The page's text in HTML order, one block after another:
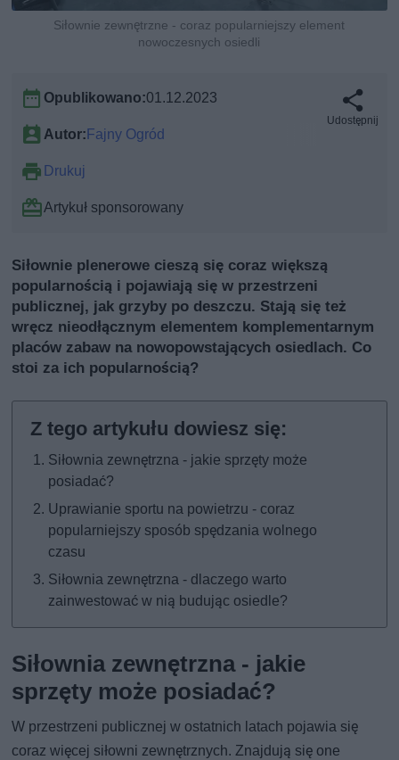
Siłownie zewnętrzne - coraz popularniejszy element
nowoczesnych osiedli
Opublikowano:01.12.2023
Autor:Fajny Ogród
Drukuj
Artykuł sponsorowany
Udostępnij
Siłownie plenerowe cieszą się coraz większą
popularnością i pojawiają się w przestrzeni
publicznej, jak grzyby po deszczu. Stają się też
wręcz nieodłącznym elementem komplementarnym
placów zabaw na nowopowstających osiedlach. Co
stoi za ich popularnością?
Siłownia zewnętrzna - jakie sprzęty może
posiadać?
Uprawianie sportu na powietrzu - coraz
popularniejszy sposób spędzania wolnego
czasu
Siłownia zewnętrzna - dlaczego warto
zainwestować w nią budując osiedle?
Siłownia zewnętrzna - jakie
sprzęty może posiadać?
W przestrzeni publicznej w ostatnich latach pojawia się
coraz więcej siłowni zewnętrznych. Znajdują się one